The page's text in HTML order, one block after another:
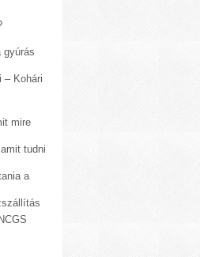
gyúrás
– Kohári
mire
tudni
a